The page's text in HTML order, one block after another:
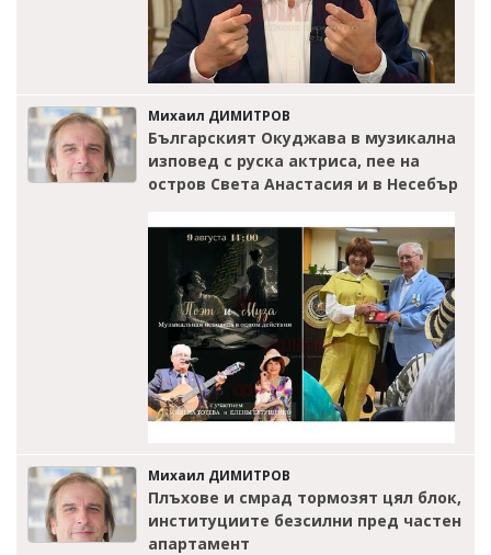
Михаил ДИМИТРОВ
Българският Окуджава в музикална
изповед с руска актриса, пее на
остров Света Анастасия и в Несебър
Михаил ДИМИТРОВ
Плъхове и смрад тормозят цял блок,
институциите безсилни пред частен
апартамент